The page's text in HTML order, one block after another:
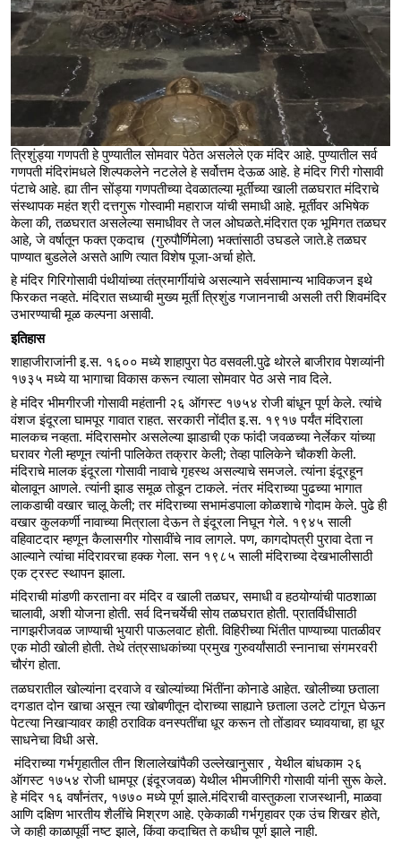
त्रिशुंड्या गणपती हे पुण्यातील सोमवार पेठेत असलेले एक मंदिर आहे. पुण्यातील सर्व
गणपती मंदिरांमधले शिल्पकलेने नटलेले हे सर्वोत्तम देऊळ आहे. हे मंदिर गिरी गोसावी
पंटाचे आहे. ह्या तीन सोंड्या गणपतीच्या देवळातल्या मूर्तीच्या खाली तळघरात मंदिराचे
संस्थापक महंत श्री दत्तगुरू गोस्वामी महाराज यांची समाधी आहे. मूर्तीवर अभिषेक
केला की, तळघरात असलेल्या समाधीवर ते जल ओघळते.मंदिरात एक भूमिगत तळघर
आहे, जे वर्षातून फक्त एकदाच  (गुरुपौर्णिमेला) भक्तांसाठी उघडले जाते.हे तळघर
पाण्यात बुडलेले असते आणि त्यात विशेष पूजा-अर्चा होते.
हे मंदिर गिरिगोसावी पंथीयांच्या तंत्रमार्गीयांचे असल्याने सर्वसामान्य भाविकजन इथे
फिरकत नव्हते. मंदिरात सध्याची मुख्य मूर्ती त्रिशुंड गजाननाची असली तरी शिवमंदिर
उभारण्याची मूळ कल्पना असावी.
इतिहास
शाहाजीराजांनी इ.स. १६०० मध्ये शाहापुरा पेठ वसवली.पुढे थोरले बाजीराव पेशव्यांनी
१७३५ मध्ये या भागाचा विकास करून त्याला सोमवार पेठ असे नाव दिले.
हे मंदिर भीमगीरजी गोसावी महंतानी २६ ऑगस्ट १७५४ रोजी बांधून पूर्ण केले. त्यांचे
वंशज इंदूरला घामपूर गावात राहत. सरकारी नोंदीत इ.स. १९१७ पर्यंत मंदिराला
मालकच नव्हता. मंदिरासमोर असलेल्या झाडाची एक फांदी जवळच्या नेर्लेकर यांच्या
घरावर गेली म्हणून त्यांनी पालिकेत तक्रार केली; तेव्हा पालिकेने चौकशी केली.
मंदिराचे मालक इंदूरला गोसावी नावाचे गृहस्थ असल्याचे समजले. त्यांना इंदूरहून
बोलावून आणले. त्यांनी झाड समूळ तोडून टाकले. नंतर मंदिराच्या पुढच्या भागात
लाकडाची वखार चालू केली; तर मंदिराच्या सभामंडपाला कोळशाचे गोदाम केले. पुढे ही
वखार कुलकर्णी नावाच्या मित्राला देऊन ते इंदूरला निघून गेले. १९४५ साली
वहिवाटदार म्हणून कैलासगीर गोसावींचे नाव लागले. पण, कागदोपत्री पुरावा देता न
आल्याने त्यांचा मंदिरावरचा हक्क गेला. सन १९८५ साली मंदिराच्या देखभालीसाठी
एक ट्रस्ट स्थापन झाला.
मंदिराची मांडणी करताना वर मंदिर व खाली तळघर, समाधी व हठयोग्यांची पाठशाळा
चालावी, अशी योजना होती. सर्व दिनचर्येची सोय तळघरात होती. प्रातर्विधीसाठी
नागझरीजवळ जाण्याची भुयारी पाऊलवाट होती. विहिरीच्या भिंतीत पाण्याच्या पातळीवर
एक मोठी खोली होती. तेथे तंत्रसाधकांच्या प्रमुख गुरुवर्यांसाठी स्नानाचा संगमरवरी
चौरंग होता.
तळघरातील खोल्यांना दरवाजे व खोल्यांच्या भिंतींना कोनाडे आहेत. खोलीच्या छताला
दगडात दोन खाचा असून त्या खोबणीतून दोराच्या साह्याने छताला उलटे टांगून घेऊन
पेटत्या निखाऱ्यावर काही ठराविक वनस्पतींचा धूर करून तो तोंडावर घ्यावयाचा, हा धूर
साधनेचा विधी असे.
मंदिराच्या गर्भगृहातील तीन शिलालेखांपैकी उल्लेखानुसार , येथील बांधकाम २६
ऑगस्ट १७५४ रोजी धामपूर (इंदूरजवळ) येथील भीमजीगिरी गोसावी यांनी सुरू केले.
हे मंदिर १६ वर्षांनंतर, १७७० मध्ये पूर्ण झाले.मंदिराची वास्तुकला राजस्थानी, माळवा
आणि दक्षिण भारतीय शैलींचे मिश्रण आहे. एकेकाळी गर्भगृहावर एक उंच शिखर होते,
जे काही काळापूर्वी नष्ट झाले, किंवा कदाचित ते कधीच पूर्ण झाले नाही.